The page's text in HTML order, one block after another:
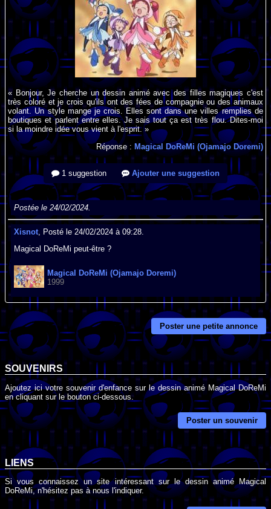
« Bonjour, Je cherche un dessin animé avec des filles magiques c'est
très coloré et je crois qu'ils ont des fées de compagnie ou des animaux
volant. Un style mange je crois. Elles sont dans une villes remplies de
boutiques et parlent entre elles. Je sais tout ça est très flou. Dites-moi
si la moindre idée vous vient à l'esprit. »
Réponse : Magical DoReMi (Ojamajo Doremi)
1 suggestion Ajouter une suggestion
Postée le 24/02/2024.
Xisnot , Posté le 24/02/2024 à 09:28.
Magical DoReMi peut-être ?
Magical DoReMi (Ojamajo Doremi)
1999
Poster une petite annonce
SOUVENIRS
Ajoutez ici votre souvenir d'enfance sur le dessin animé Magical DoReMi
en cliquant sur le bouton ci-dessous.
Poster un souvenir
LIENS
Si vous connaissez un site intéressant sur le dessin animé Magical
DoReMi, n'hésitez pas à nous l'indiquer.